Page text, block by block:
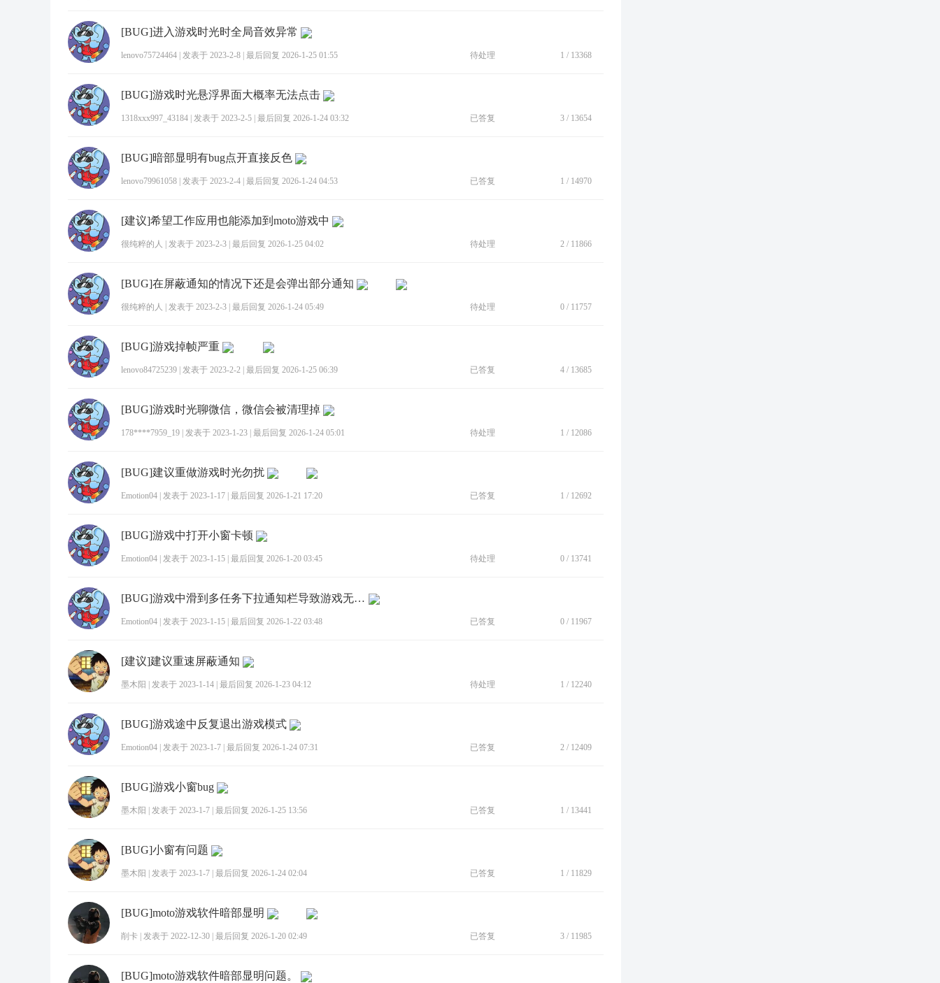
[BUG]进入游戏时光时全局音效异常
lenovo75724464 发表于 2023-2-8 最后回复 2026-1-25 01:55 待处理 1 / 13368
[BUG]游戏时光悬浮界面大概率无法点击
1318xxx997_43184 发表于 2023-2-5 最后回复 2026-1-24 03:32 已答复 3 / 13654
[BUG]暗部显明有bug点开直接反色
lenovo79961058 发表于 2023-2-4 最后回复 2026-1-24 04:53 已答复 1 / 14970
[建议]希望工作应用也能添加到moto游戏中
很纯粹的人 发表于 2023-2-3 最后回复 2026-1-25 04:02 待处理 2 / 11866
[BUG]在屏蔽通知的情况下还是会弹出部分通知
很纯粹的人 发表于 2023-2-3 最后回复 2026-1-24 05:49 待处理 0 / 11757
[BUG]游戏掉帧严重
lenovo84725239 发表于 2023-2-2 最后回复 2026-1-25 06:39 已答复 4 / 13685
[BUG]游戏时光聊微信，微信会被清理掉
178****7959_19 发表于 2023-1-23 最后回复 2026-1-24 05:01 待处理 1 / 12086
[BUG]建议重做游戏时光勿扰
Emotion04 发表于 2023-1-17 最后回复 2026-1-21 17:20 已答复 1 / 12692
[BUG]游戏中打开小窗卡顿
Emotion04 发表于 2023-1-15 最后回复 2026-1-20 03:45 待处理 0 / 13741
[BUG]游戏中滑到多任务下拉通知栏导致游戏无响应
Emotion04 发表于 2023-1-15 最后回复 2026-1-22 03:48 已答复 0 / 11967
[建议]建议重速屏蔽通知
墨木阳 发表于 2023-1-14 最后回复 2026-1-23 04:12 待处理 1 / 12240
[BUG]游戏途中反复退出游戏模式
Emotion04 发表于 2023-1-7 最后回复 2026-1-24 07:31 已答复 2 / 12409
[BUG]游戏小窗bug
墨木阳 发表于 2023-1-7 最后回复 2026-1-25 13:56 已答复 1 / 13441
[BUG]小窗有问题
墨木阳 发表于 2023-1-7 最后回复 2026-1-24 02:04 已答复 1 / 11829
[BUG]moto游戏软件暗部显明
削卡 发表于 2022-12-30 最后回复 2026-1-20 02:49 已答复 3 / 11985
[BUG]moto游戏软件暗部显明问题。